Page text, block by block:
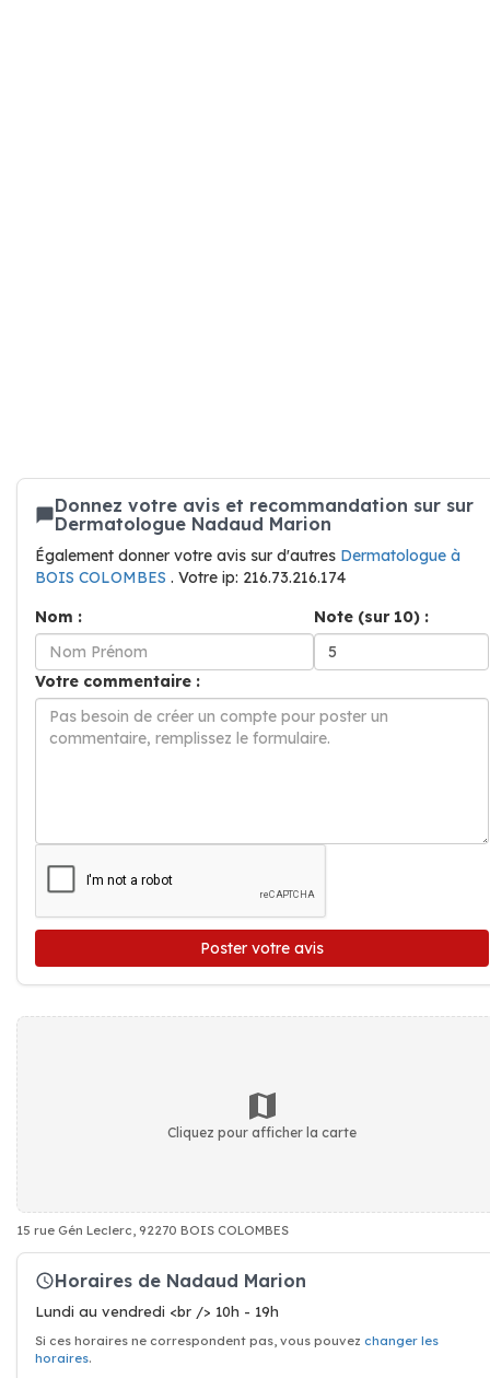
Donnez votre avis et recommandation sur sur
Dermatologue Nadaud Marion
Également donner votre avis sur d'autres Dermatologue à
BOIS COLOMBES . Votre ip: 216.73.216.174
Nom :
Note (sur 10) :
Votre commentaire :
Poster votre avis
Cliquez pour afficher la carte
15 rue Gén Leclerc, 92270 BOIS COLOMBES
Horaires de Nadaud Marion
Lundi au vendredi <br /> 10h - 19h
Si ces horaires ne correspondent pas, vous pouvez changer les
horaires.